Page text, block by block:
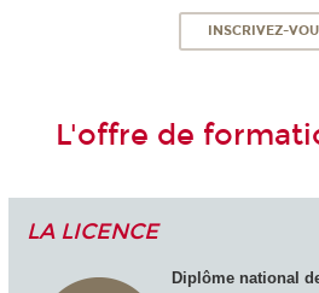
INSCRIVEZ-
L'offre de
LA LICENCE
Diplôme national